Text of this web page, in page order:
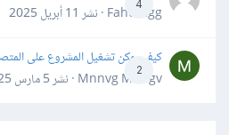
4
Fahd Ggg · نشر
11 أبريل 2025
2
كيف يمكن تشغيل المشروع على
Mnnvg Mnbgv · نشر
5 مارس 2025